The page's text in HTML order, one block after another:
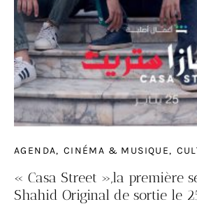
AGENDA CINÉMA & MUSIQUE
« Casa Street »,la première
Shahid Original de sortie le